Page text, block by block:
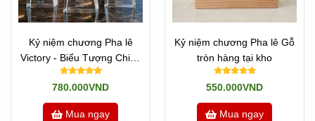
Kỷ niệm chương Pha lê
Victory - Biểu Tượng Chiến
Thắng
780.000VND
Mua ngay
Kỷ niệm chương Pha lê Gỗ
tròn hàng tại kho
550.000VND
Mua ngay